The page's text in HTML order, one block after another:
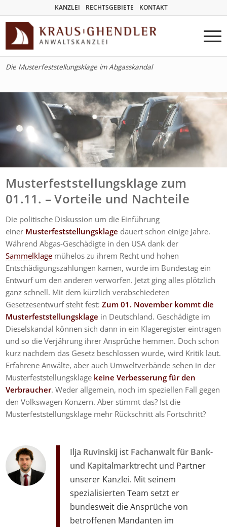
KANZLEI RECHTSGEBIETE KONTAKT
Die Musterfeststellungsklage im Abgasskandal
Musterfeststellungsklage zum
01.11. – Vorteile und Nachteile
Die politische Diskussion um die Einführung
einer Musterfeststellungsklage dauert schon einige Jahre.
Während Abgas-Geschädigte in den USA dank der
Sammelklage mühelos zu ihrem Recht und hohen
Entschädigungszahlungen kamen, wurde im Bundestag ein
Entwurf um den anderen verworfen. Jetzt ging alles plötzlich
ganz schnell. Mit dem kürzlich verabschiedeten
Gesetzesentwurf steht fest:Zum 01. November kommt die
Musterfeststellungsklage in Deutschland. Geschädigte im
Dieselskandal können sich dann in ein Klageregister eintragen
und so die Verjährung ihrer Ansprüche hemmen. Doch schon
kurz nachdem das Gesetz beschlossen wurde, wird Kritik laut.
Erfahrene Anwälte, aber auch Umweltverbände sehen in der
Musterfeststellungsklage keine Verbesserung für den
Verbraucher. Weder allgemein, noch im speziellen Fall gegen
den Volkswagen Konzern. Aber stimmt das? Ist die
Musterfeststellungsklage mehr Rückschritt als Fortschritt?
Ilja Ruvinskij ist Fachanwalt für Bank-
und Kapitalmarktrecht und Partner
unserer Kanzlei. Mit seinem
spezialisierten Team setzt er
bundesweit die Ansprüche von
betroffenen Mandanten im